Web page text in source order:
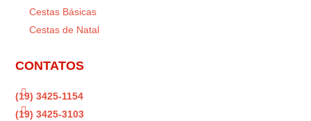
Cestas Básicas
Cestas de Natal
CONTATOS

(19) 3425-1154

(19) 3425-3103